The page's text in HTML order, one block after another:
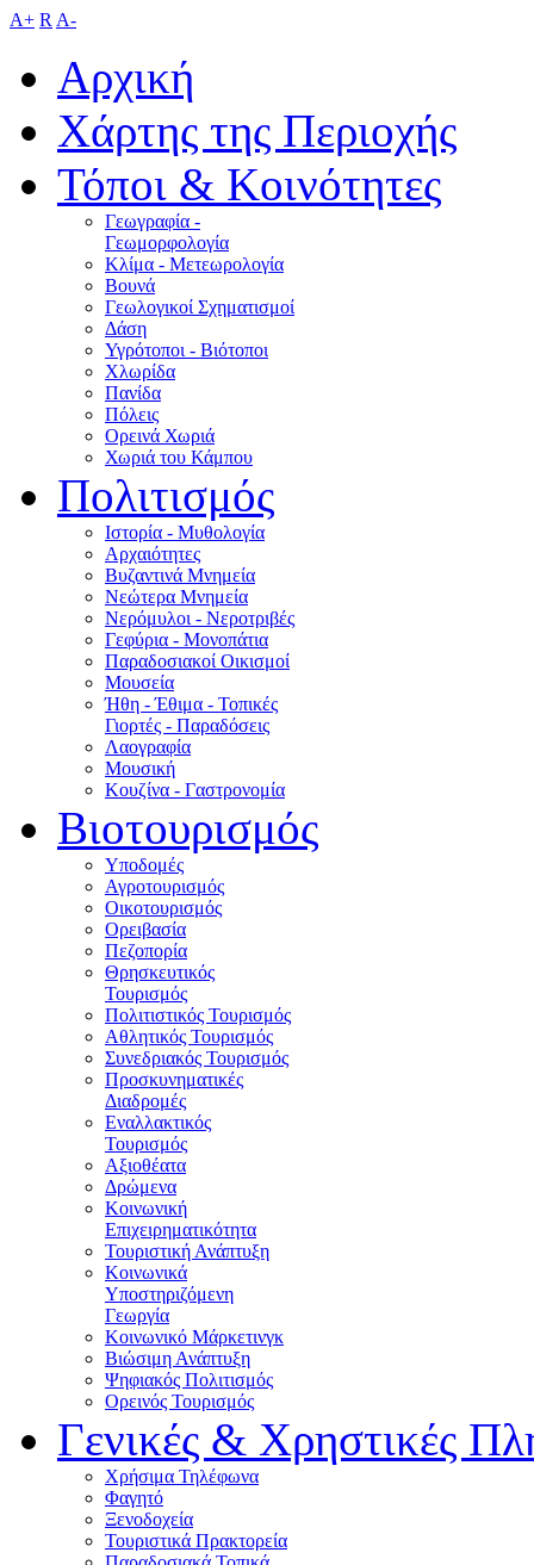
A+ R A-
Αρχική
Χάρτης της Περιοχής
Τόποι & Κοινότητες
Γεωγραφία -
Γεωμορφολογία
Κλίμα - Mετεωρολογία
Βουνά
Γεωλογικοί Σχηματισμοί
Δάση
Υγρότοποι - Βιότοποι
Χλωρίδα
Πανίδα
Πόλεις
Ορεινά Χωριά
Χωριά του Κάμπου
Πολιτισμός
Ιστορία - Μυθολογία
Αρχαιότητες
Βυζαντινά Μνημεία
Νεώτερα Μνημεία
Νερόμυλοι - Nεροτριβές
Γεφύρια - Μονοπάτια
Παραδοσιακοί Οικισμοί
Μουσεία
Ήθη - Έθιμα - Τοπικές
Γιορτές - Παραδόσεις
Λαογραφία
Μουσική
Κουζίνα - Γαστρονομία
Βιοτουρισμός
Υποδομές
Αγροτουρισμός
Οικοτουρισμός
Ορειβασία
Πεζοπορία
Θρησκευτικός
Τουρισμός
Πολιτιστικός Τουρισμός
Αθλητικός Τουρισμός
Συνεδριακός Τουρισμός
Προσκυνηματικές
Διαδρομές
Εναλλακτικός
Τουρισμός
Αξιοθέατα
Δρώμενα
Κοινωνική
Επιχειρηματικότητα
Τουριστική Ανάπτυξη
Κοινωνικά
Υποστηριζόμενη
Γεωργία
Κοινωνικό Μάρκετινγκ
Βιώσιμη Ανάπτυξη
Ψηφιακός Πολιτισμός
Ορεινός Τουρισμός
Γενικές & Χρηστικές
Χρήσιμα Τηλέφωνα
Φαγητό
Ξενοδοχεία
Τουριστικά Πρακτορεία